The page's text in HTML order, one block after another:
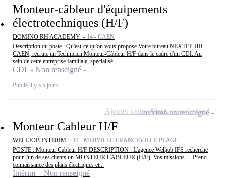
Monteur-câbleur d'équipements
électrotechniques (H/F)
DOMINO RH ACADEMY - 14 - CAEN
Description du poste : Qu'est-ce qu'on vous propose Votre bureau NEXTEP HR
CAEN, recrute un Technicien Monteur-Câbleur H/F dans le cadre d'un CDI. Au
sein de cette entreprise familiale, spécialisé...
CDI - Non renseigné
Publié il y a 5 jours
Monteur Cableur H/F
WELLJOB INTERIM - 14 - MERVILLE-FRANCEVILLE-PLAGE
POSTE : Monteur Cableur H/F DESCRIPTION : L'agence Welljob IFS recherche
pour l'un de ses clients un MONTEUR CABLEUR (H/F). Vos missions : - Prend
connaissance des plans électriques et...
Intérim - Non renseigné
IntérimNon renseigné
Ajouter cette offre à ma sélection